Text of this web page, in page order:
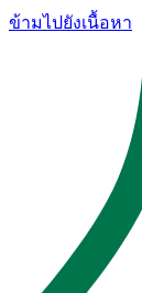
ข้ามไปยังเนื้อหา